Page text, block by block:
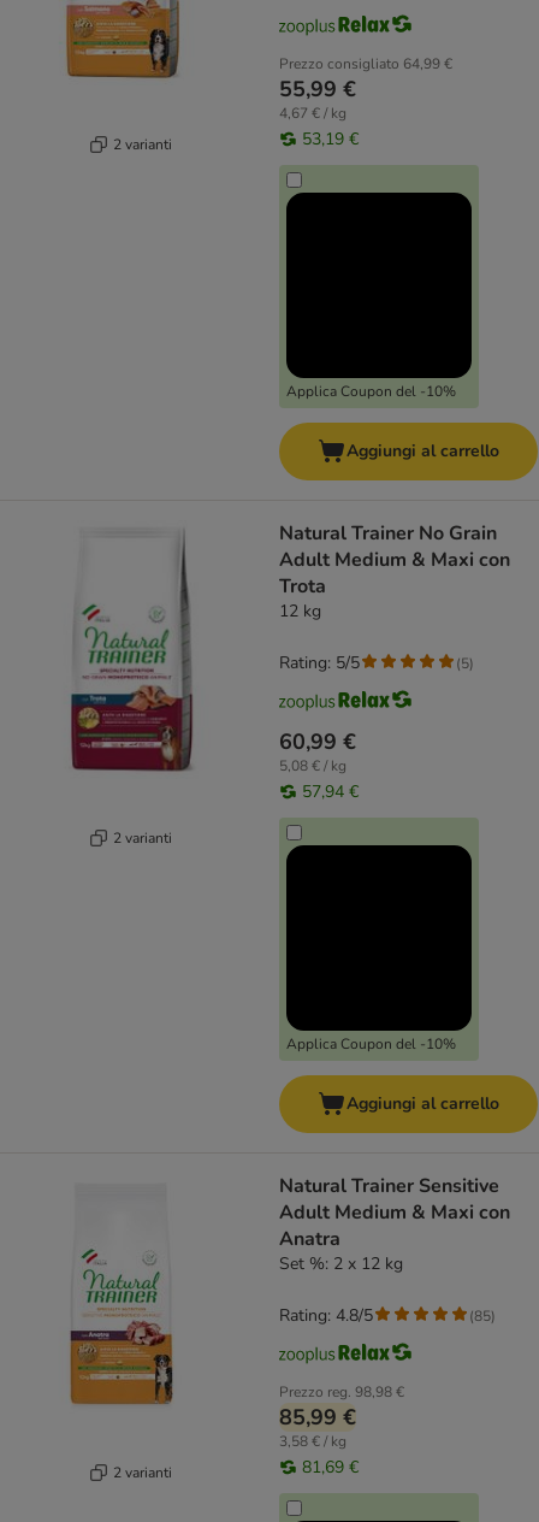
2 varianti
Prezzo consigliato 64,99 €
55,99 €
4,67 € / kg
53,19 €
Applica Coupon del -10%
Aggiungi al carrello
2 varianti
Natural Trainer No Grain
Adult Medium & Maxi con
Trota
12 kg
60,99 €
5,08 € / kg
57,94 €
Applica Coupon del -10%
Rating: 5/5 (5)
Aggiungi al carrello
2 varianti
Natural Trainer Sensitive
Adult Medium & Maxi con
Anatra
Set %: 2 x 12 kg
Prezzo reg. 98,98 €
85,99 €
3,58 € / kg
81,69 €
Rating: 4.8/5 (85)